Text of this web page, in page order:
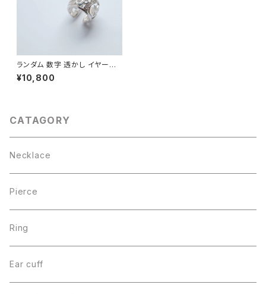
ランダム 数字 透かし イヤーカ
フ シルバー925 片耳用 ノンホ
ール レディース ユニセックス
¥10,800
CATAGORY
Necklace
Pierce
Ring
Ear cuff